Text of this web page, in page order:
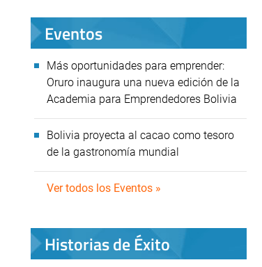
Eventos
Más oportunidades para emprender:
Oruro inaugura una nueva edición de la
Academia para Emprendedores Bolivia
Bolivia proyecta al cacao como tesoro
de la gastronomía mundial
Ver todos los Eventos »
Historias de Éxito